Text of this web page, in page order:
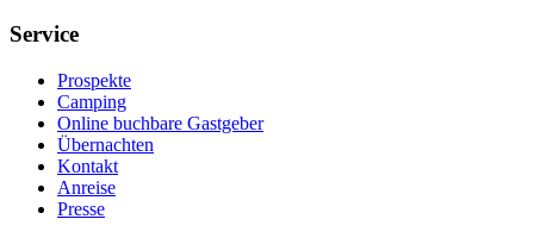
Service
Prospekte
Camping
Online buchbare Gastgeber
Übernachten
Kontakt
Anreise
Presse